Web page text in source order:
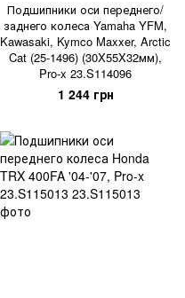
Подшипники оси переднего/
заднего колеса Yamaha YFM,
Kawasaki, Kymco Maxxer, Arctic
Cat (25-1496) (30X55X32мм),
Pro-x 23.S114096
1 244 грн